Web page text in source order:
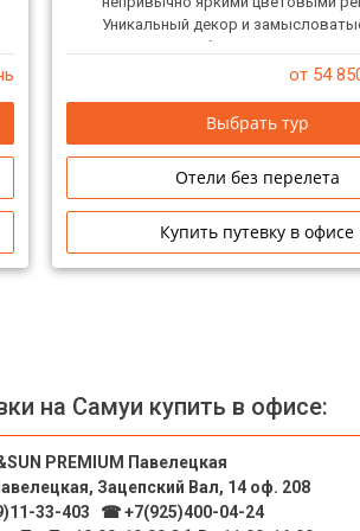
Уникальный декор и
внутреннего убранства, также
теплой цветовой гамме. Вы
пляже или устроить гонки на
вечером насладиться блюдами
за столиком открытого
живой музыки.
от 54
Выбрать тур
Отели без перелета
Купить путевку в офисе
на Самуи купить в офисе:
PREMIUM Павелецкая
Зацепский Вал, 14 оф. 208
33-403
☎ +7(925)400-04-24